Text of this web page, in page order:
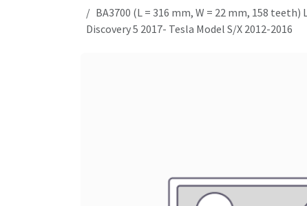
BA3700 (L = 316 mm, W = 22 mm, 158 teeth)
Discovery 5 2017- Tesla Model S/X 2012-2016